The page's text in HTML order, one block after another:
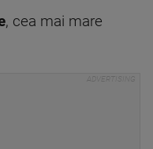
, cea mai mare